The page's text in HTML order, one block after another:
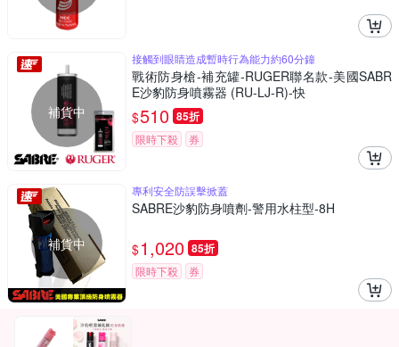
補貨中
接觸到眼睛造成暫時行為能力約60分鐘
戰術防身槍-補充罐-RUGER聯名款-美國SABR
E沙豹防身噴霧器 (RU-LJ-R)-快
$510 85折
限時下殺 券
補貨中
專利安全防誤擊掀蓋
SABRE沙豹防身噴劑-警用水柱型-8H
$1,020 85折
限時下殺 券